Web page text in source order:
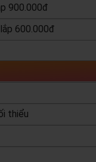
900.000đ
600.000đ
thiểu